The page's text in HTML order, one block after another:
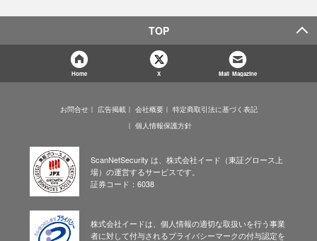
TOP
Home X Mail Magazine
お問合せ 広告掲載 会社概要
特定商取引法に基づく表記
個人情報保護方針
ScanNetSecurity は、株式会社イード（東証グロース上
場）の運営するサービスです。
証券コード：6038
株式会社イードは、個人情報の適切な取扱いを行う事業
者に対して付与されるプライバシーマークの付与認定を